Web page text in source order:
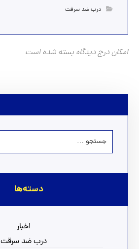
درب ضد سرقت
امکان درج دیدگاه بسته شده است
دسته‌ها
اخبار
درب ضد سرقت